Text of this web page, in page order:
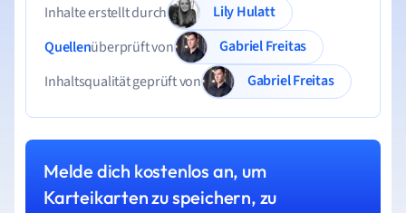
Inhalte erstellt durch
Lily Hulatt
Quellenüberprüft von
Gabriel Freitas
Inhaltsqualität geprüft von
Gabriel Freitas
Melde dich kostenlos an, um
Karteikarten zu speichern, zu